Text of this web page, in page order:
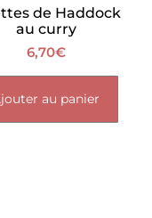
de Haddock
au curry
6,70€
au panier